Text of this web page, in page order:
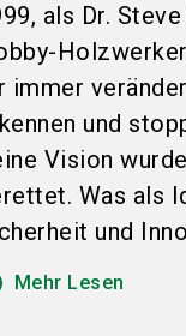
als Dr.
immer
und
Vision
Was als
und
Mehr Lesen